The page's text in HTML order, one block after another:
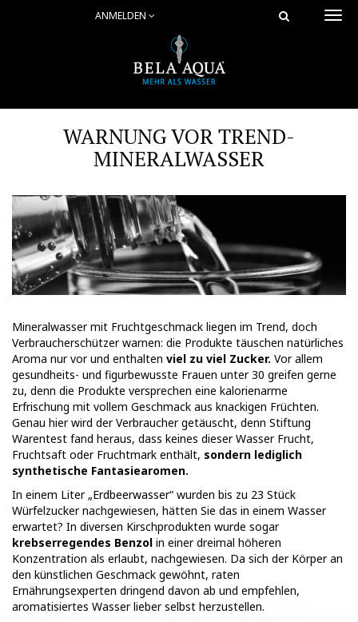
ANMELDEN
WARNUNG VOR TREND-
MINERALWASSER
Mineralwasser mit Fruchtgeschmack liegen im Trend, doch
Verbraucherschützer warnen: die Produkte täuschen natürliches
Aroma nur vor und enthalten viel zu viel Zucker. Vor allem
gesundheits- und figurbewusste Frauen unter 30 greifen gerne
zu, denn die Produkte versprechen eine kalorienarme
Erfrischung mit vollem Geschmack aus knackigen Früchten.
Genau hier wird der Verbraucher getäuscht, denn Stiftung
Warentest fand heraus, dass keines dieser Wasser Frucht,
Fruchtsaft oder Fruchtmark enthält, sondern lediglich
synthetische Fantasiearomen.
In einem Liter „Erdbeerwasser“ wurden bis zu 23 Stück
Würfelzucker nachgewiesen, hätten Sie das in einem Wasser
erwartet? In diversen Kirschprodukten wurde sogar
krebserregendes Benzol in einer dreimal höheren
Konzentration als erlaubt, nachgewiesen. Da sich der Körper an
den künstlichen Geschmack gewöhnt, raten
Ernährungsexperten dringend davon ab und empfehlen,
aromatisiertes Wasser lieber selbst herzustellen.